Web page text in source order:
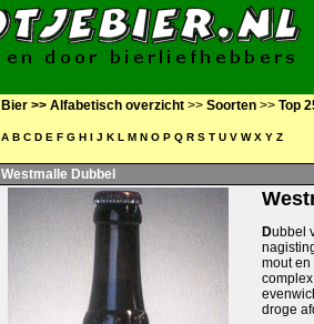
Bier >> Alfabetisch overzicht >> Soorten >> Top
A B C D E F G H I J K L M N O P Q R S T U V W X Y Z
Westmalle Dubbel
Dubbel
mout en
droge